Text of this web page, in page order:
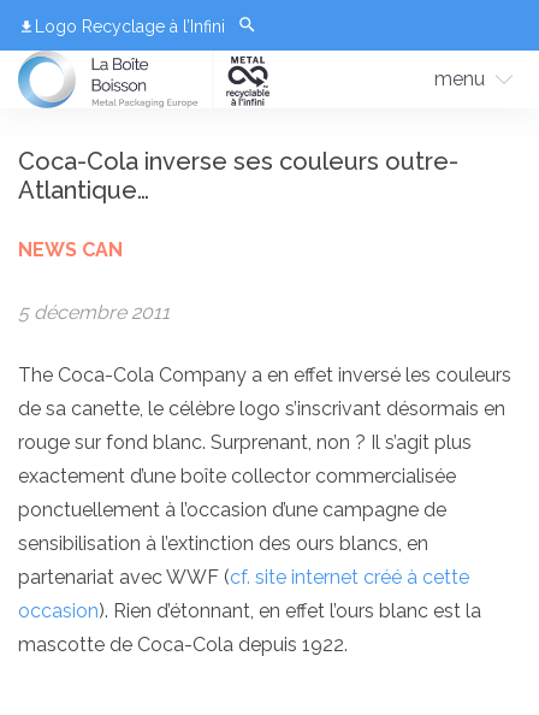
Logo Recyclage à l’Infini
menu
Coca-Cola inverse ses couleurs outre-
Atlantique…
NEWS CAN
5 décembre 2011
The Coca-Cola Company a en effet inversé les couleurs
de sa canette, le célèbre logo s’inscrivant désormais en
rouge sur fond blanc. Surprenant, non ? Il s’agit plus
exactement d’une boîte collector commercialisée
ponctuellement à l’occasion d’une campagne de
sensibilisation à l’extinction des ours blancs, en
partenariat avec WWF (cf. site internet créé à cette
occasion). Rien d’étonnant, en effet l’ours blanc est la
mascotte de Coca-Cola depuis 1922.